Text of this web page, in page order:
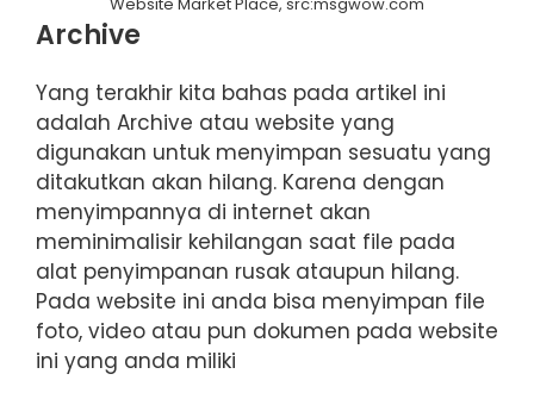
Archive
Yang terakhir kita bahas pada artikel ini
adalah Archive atau website yang
digunakan untuk menyimpan sesuatu yang
ditakutkan akan hilang. Karena dengan
menyimpannya di internet akan
meminimalisir kehilangan saat file pada
alat penyimpanan rusak ataupun hilang.
Pada website ini anda bisa menyimpan file
foto, video atau pun dokumen pada website
ini yang anda miliki